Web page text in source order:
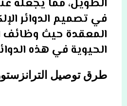
الطويل، مما يجعله
في تصميم الدوائر
المعقدة حيث وظائف
الحيوية في هذه
طرق توصيل